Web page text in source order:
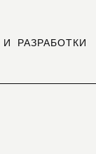
РАЗРАБОТКИ